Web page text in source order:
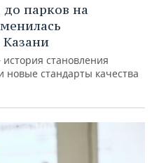
до парков на
Казани
становления
новые стандарты качества